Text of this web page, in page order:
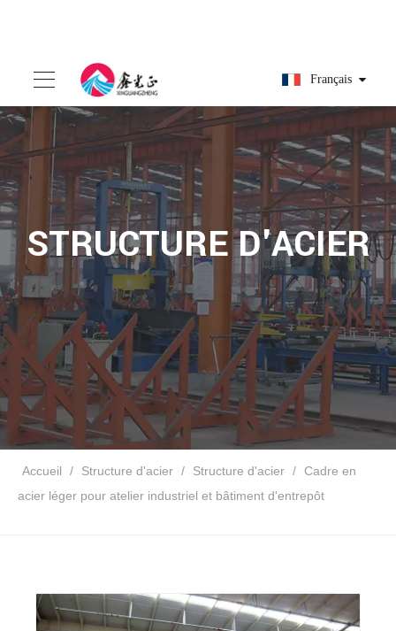
Français
STRUCTURE D'ACIER
Accueil / Structure d'acier / Structure d'acier / Cadre en
acier léger pour atelier industriel et bâtiment d'entrepôt